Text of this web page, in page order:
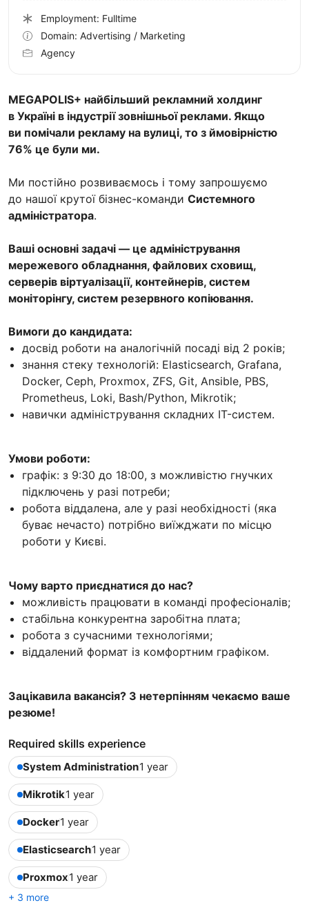
MEGAPOLIS+ найбільший рекламний холдинг
в Україні в індустрії зовнішньої реклами. Якщо
ви помічали рекламу на вулиці, то з ймовірністю
76% це були ми.
Ми постійно розвиваємось і тому запрошуємо
до нашої крутої бізнес-команди Системного
адміністратора.
Ваші основні задачі — це адміністрування
мережевого обладнання, файлових сховищ,
серверів віртуалізації, контейнерів, систем
моніторінгу, систем резервного копіювання.
Вимоги до кандидата:
досвід роботи на аналогічній посаді від 2 років;
знання стеку технологій: Elasticsearch, Grafana,
Docker, Ceph, Proxmox, ZFS, Git, Ansible, PBS,
Prometheus, Loki, Bash/Python, Mikrotik;
навички адміністрування складних IT-систем.
Умови роботи:
графік: з 9:30 до 18:00, з можливістю гнучких
підключень у разі потреби;
робота віддалена, але у разі необхідності (яка
буває нечасто) потрібно виїжджати по місцю
роботи у Києві.
Чому варто приєднатися до нас?
можливість працювати в команді професіоналів;
стабільна конкурентна заробітна плата;
робота з сучасними технологіями;
віддалений формат із комфортним графіком.
Зацікавила вакансія? З нетерпінням чекаємо ваше
резюме!
Required skills experience
System Administration1 year
Mikrotik1 year
Docker1 year
Elasticsearch1 year
Proxmox1 year
+ 3 more
Employment: Fulltime
Domain: Advertising / Marketing
Agency